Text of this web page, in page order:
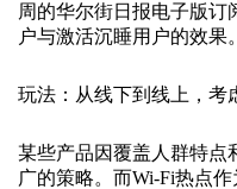
周的华尔街日报电子版订
户与激活沉睡用户的效果。
玩法：从线下到线上，考
某些产品因覆盖人群特点
广的策略。而Wi-Fi热点